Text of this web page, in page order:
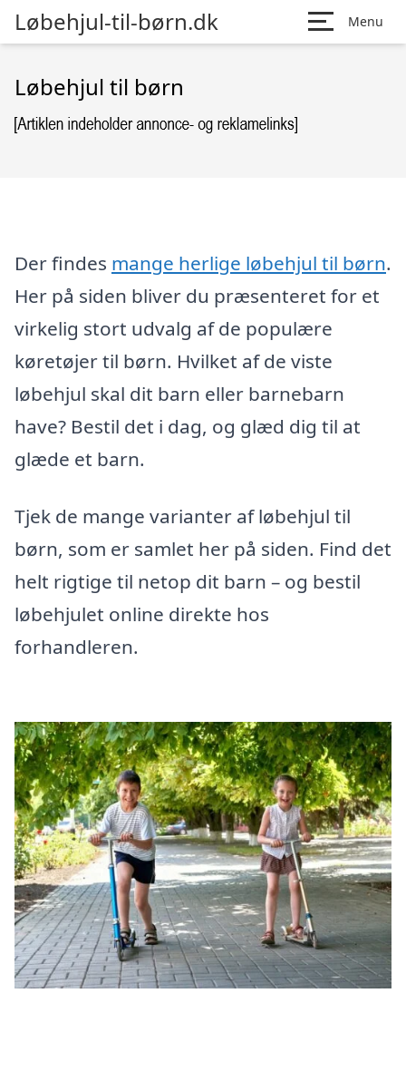
Løbehjul-til-børn.dk Menu
Løbehjul til børn
Der findes mange herlige løbehjul til børn.
Her på siden bliver du præsenteret for et
virkelig stort udvalg af de populære
køretøjer til børn. Hvilket af de viste
løbehjul skal dit barn eller barnebarn
have? Bestil det i dag, og glæd dig til at
glæde et barn.
Tjek de mange varianter af løbehjul til
børn, som er samlet her på siden. Find det
helt rigtige til netop dit barn – og bestil
løbehjulet online direkte hos
forhandleren.